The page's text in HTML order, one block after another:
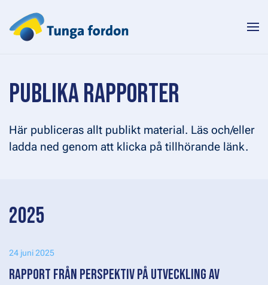
Skip to main content
PUBLIKA RAPPORTER
Här publiceras allt publikt material. Läs och/eller
ladda ned genom att klicka på tillhörande länk.
2025
24 juni 2025
RAPPORT FRÅN PERSPEKTIV PÅ UTVECKLING AV